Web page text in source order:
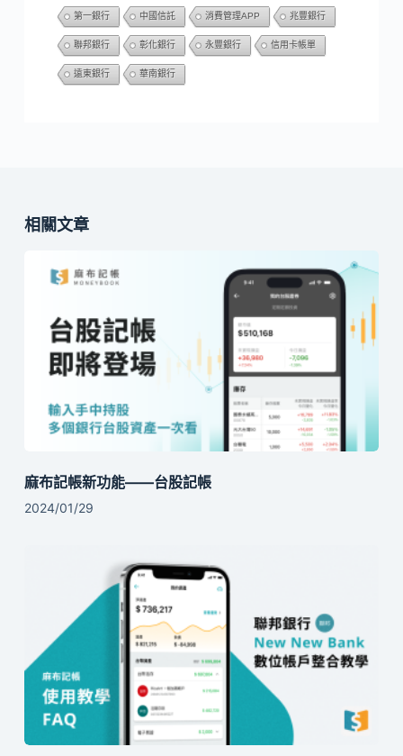
第一銀行 中國信託 消費管理APP 兆豐銀行
聯邦銀行 彰化銀行 永豐銀行 信用卡帳單
遠東銀行 華南銀行
相關文章
麻布記帳新功能——台股記帳
2024/01/29